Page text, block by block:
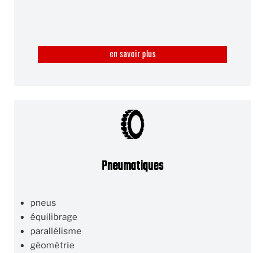
en savoir plus
Pneumatiques
pneus
équilibrage
parallélisme
géométrie